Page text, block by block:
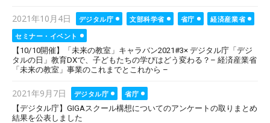
Posted
on
2021年10月4日 デジタル庁 文部科学省 省庁
経済産業省
セミナー・イベント
【10/10開催】「未来の教室」キャラバン2021#3× デジタル庁「デジ
タルの日」教育DXで、子どもたちの学びはどう変わる？– 経済産業省
「未来の教室」事業のこれまでとこれから –
Posted
on
2021年9月7日 デジタル庁
省庁
【デジタル庁】GIGAスクール構想についてのアンケートの取りまとめ
結果を公表しました